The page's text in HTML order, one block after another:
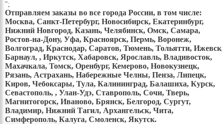
";
Отправляем заказы во все города России, в том числе:
Москва, Санкт-Петербург, Новосибирск, Екатеринбург,
Нижний Новгород, Казань, Челябинск, Омск, Самара,
Ростов-на-Дону, Уфа, Красноярск, Пермь, Воронеж,
Волгоград, Краснодар, Саратов, Тюмень, Тольятти,
Барнаул, , Иркутск, Хабаровск, Ярославль, Владивосток,
Махачкала, Томск, Оренбург, Кемерово, Новокузнецк,
Рязань, Астрахань, Набережные Челны, Пенза, Липецк,
Киров, Чебоксары, Тула, Калининград, Балашиха, Курск,
Севастополь, , Улан-Удэ, Ставрополь, Сочи, Тверь,
Магнитогорск, Иваново, Брянск, Белгород, Сургут,
Владимир, Нижний Тагил, Архангельск, Чита,
Симферополь, Калуга, Смоленск, Якутск.